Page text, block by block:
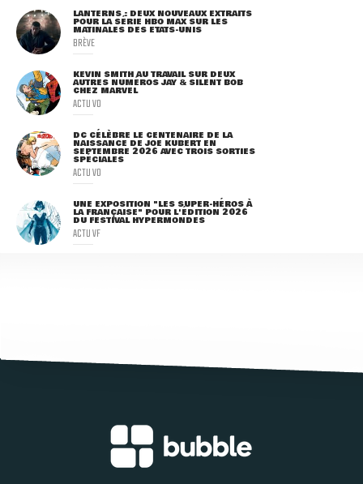
LANTERNS : DEUX NOUVEAUX EXTRAITS
POUR LA SÉRIE HBO MAX SUR LES
MATINALES DES ETATS-UNIS
BRÈVE
KEVIN SMITH AU TRAVAIL SUR DEUX
AUTRES NUMÉROS JAY & SILENT BOB
CHEZ MARVEL
ACTU VO
DC CÉLÈBRE LE CENTENAIRE DE LA
NAISSANCE DE JOE KUBERT EN
SEPTEMBRE 2026 AVEC TROIS SORTIES
SPÉCIALES
ACTU VO
UNE EXPOSITION "LES SUPER-HÉROS À
LA FRANÇAISE" POUR L'ÉDITION 2026
DU FESTIVAL HYPERMONDES
ACTU VF